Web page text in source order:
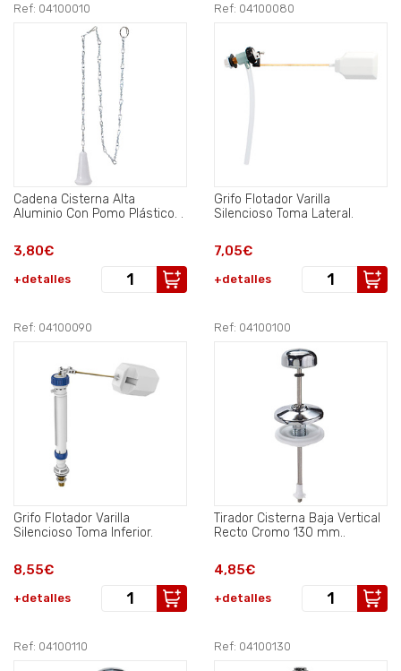
Ref: 04100010
Cadena Cisterna Alta
Aluminio Con Pomo Plástico. .
3,80€
+detalles
Ref: 04100080
Grifo Flotador Varilla
Silencioso Toma Lateral.
7,05€
+detalles
Ref: 04100090
Grifo Flotador Varilla
Silencioso Toma Inferior.
8,55€
+detalles
Ref: 04100100
Tirador Cisterna Baja Vertical
Recto Cromo 130 mm..
4,85€
+detalles
Ref: 04100110 Ref: 04100130